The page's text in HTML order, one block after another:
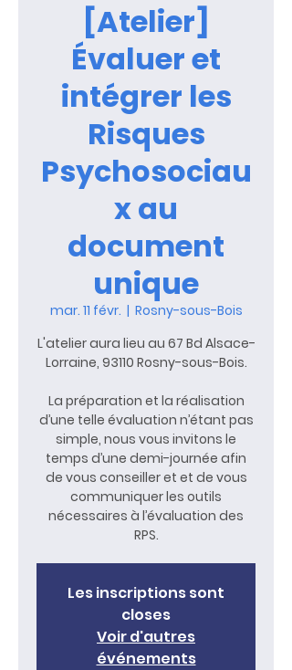
[Atelier]
Évaluer et
intégrer les
Risques
Psychosociau
x au
document
unique
mar. 11 févr.
  |
Rosny-sous-Bois
L'atelier aura lieu au 67 Bd Alsace-
Lorraine, 93110 Rosny-sous-Bois.
La préparation et la réalisation
d’une telle évaluation n’étant pas
simple, nous vous invitons le
temps d’une demi-journée afin
de vous conseiller et et de vous
communiquer les outils
nécessaires à l’évaluation des
RPS.
Les inscriptions sont
closes
Voir d'autres
événements